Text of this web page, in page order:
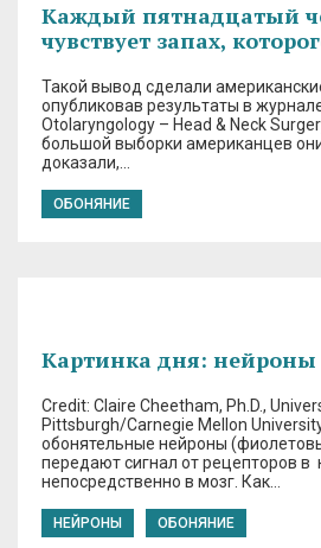
Каждый пятнадцатый
чувствует запах,
Такой вывод сделали
опубликовав результаты в
Otolaryngology – Head & Neck
большой выборки американцев
доказали,…
ОБОНЯНИЕ
Картинка дня: нейроны
Credit: Claire Cheetham, Ph.D.,
Pittsburgh/Carnegie Mellon
обонятельные нейроны
передают сигнал от рецепторов в
непосредственно в мозг. Как…
НЕЙРОНЫ ОБОНЯНИЕ